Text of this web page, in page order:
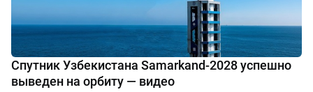
Спутник Узбекистана Samarkand-2028 успешно
выведен на орбиту — видео